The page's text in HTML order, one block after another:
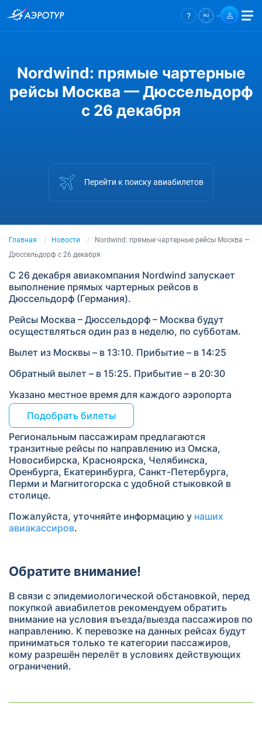
Nordwind: прямые чартерные
рейсы Москва — Дюссельдорф
с 26 декабря
Перейти к поиску авиабилетов
Главная Новости
Nordwind: прямые чартерные рейсы Москва —
Дюссельдорф с 26 декабря
С 26 декабря авиакомпания Nordwind запускает
выполнение прямых чартерных рейсов в
Дюссельдорф (Германия).
Рейсы Москва – Дюссельдорф – Москва будут
осуществляться один раз в неделю, по субботам.
Вылет из Москвы – в 13:10. Прибытие – в 14:25
Обратный вылет – в 15:25. Прибытие – в 20:30
Указано местное время для каждого аэропорта
Подобрать билеты
Региональным пассажирам предлагаются
транзитные рейсы по направлению из Омска,
Новосибирска, Красноярска, Челябинска,
Оренбурга, Екатеринбурга, Санкт-Петербурга,
Перми и Магнитогорска с удобной стыковкой в
столице.
Пожалуйста, уточняйте информацию у наших
авиакассиров.
Обратите внимание!
В связи с эпидемиологической обстановкой, перед
покупкой авиабилетов рекомендуем обратить
внимание на условия въезда/выезда пассажиров по
направлению. К перевозке на данных рейсах будут
приниматься только те категории пассажиров,
кому разрешён перелёт в условиях действующих
ограничений.